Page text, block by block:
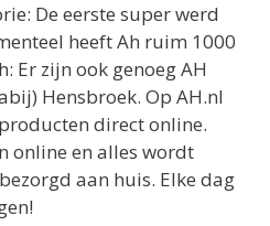
De eerste super werd
heeft Ah ruim 1000
Er zijn ook genoeg AH
Hensbroek. Op AH.nl
direct online.
online en alles wordt
aan huis. Elke dag